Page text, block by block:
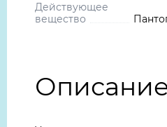
Действующее
вещество